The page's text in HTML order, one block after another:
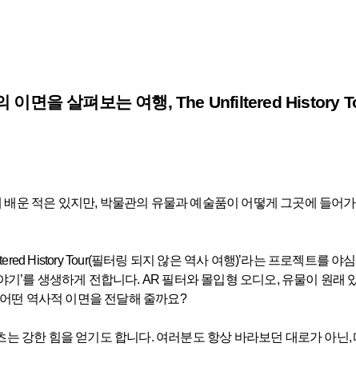
이면을 살펴보는 여행, The Unfiltered History
운 적은 있지만, 박물관의 유물과 예술품이 어떻게 그곳에 들어
History Tour(필터링 되지 않은 역사 여행)’라는 프로젝트를 야
기’를 생생하게 전합니다. AR 필터와 몰입형 오디오, 유물이 원래
떤 역사적 이면을 전달해 줄까요?
는 강한 힘을 얻기도 합니다. 여러분도 항상 바라보던 대로가 아닌